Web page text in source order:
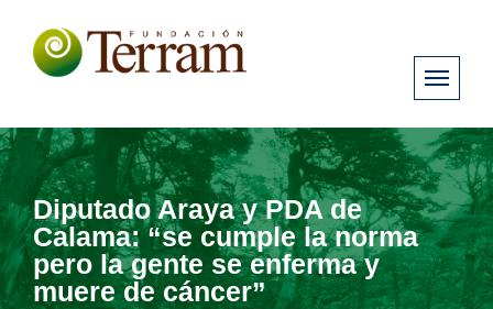
Diputado Araya y PDA de
Calama: “se cumple la norma
pero la gente se enferma y
muere de cáncer”